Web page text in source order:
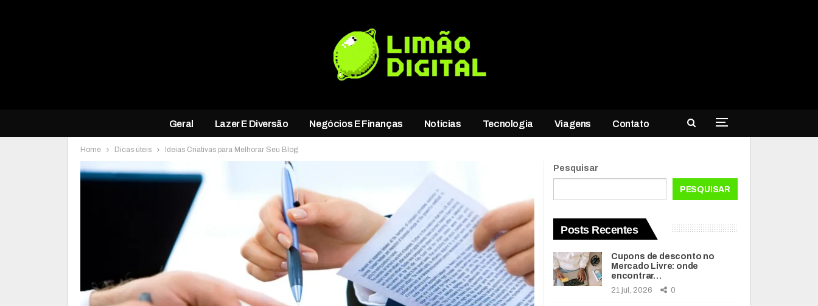
Geral Lazer E Diversão Negócios E Finanças Notícias Tecnologia Viagens Contato
Home Dicas úteis Ideias Criativas para Melhorar Seu Blog
Pesquisar
PESQUISAR
Posts Recentes
Cupons de desconto no
Mercado Livre: onde
encontrar…
21 jul, 2026 0